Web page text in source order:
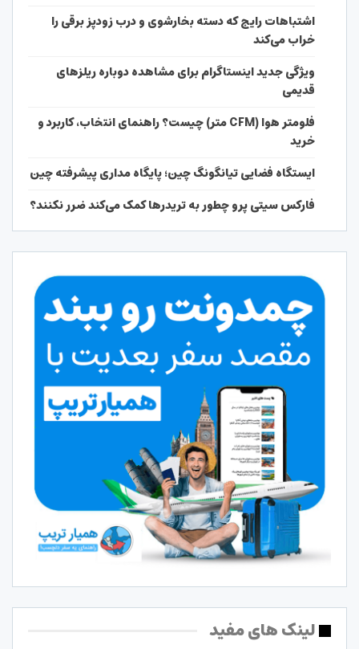
اشتباهات رایج که دسته بخارشوی و درب زودپز برقی را
خراب می‌کند
ویژگی جدید اینستاگرام برای مشاهده دوباره ریلزهای
قدیمی
فلومتر هوا (CFM متر) چیست؟ راهنمای انتخاب، کاربرد و
خرید
ایستگاه فضایی تیانگونگ چین؛ پایگاه مداری پیشرفته چین
فارکس سیتی پرو چطور به تریدرها کمک می‌کند ضرر نکنند؟
لینک های مفید